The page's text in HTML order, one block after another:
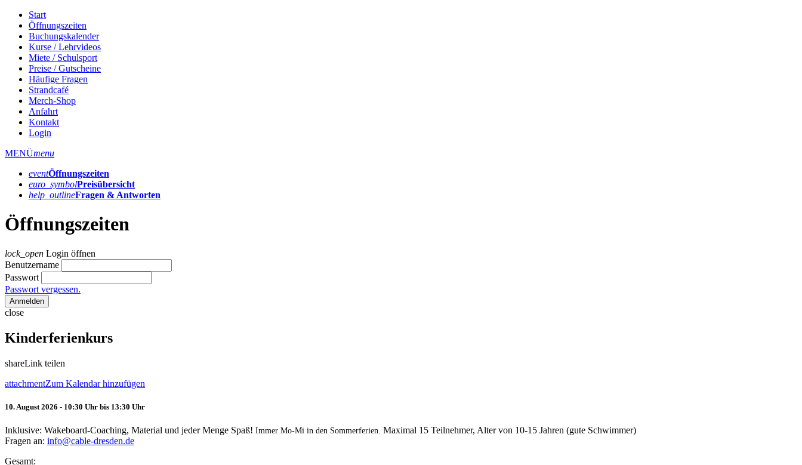
Start
Öffnungszeiten
Buchungskalender
Kurse / Lehrvideos
Miete / Schulsport
Preise / Gutscheine
Häufige Fragen
Strandcafé
Merch-Shop
Anfahrt
Kontakt
Login
MENÜmenu
eventÖffnungs­zeiten
euro_symbolPreis­übersicht
help_outlineFragen & Antworten
Öffnungszeiten
lock_open Login öffnen
Benutzername
Passwort
Passwort vergessen.
Anmelden
close
Kinderferienkurs
shareLink teilen
attachmentZum Kalendar hinzufügen
10. August 2026 - 10:30 Uhr bis 13:30 Uhr
Inklusive: Wakeboard-Coaching, Material und jeder Menge Spaß! Immer Mo-Mi in den Sommerferien. Maximal 15 Teilnehmer, Alter von 10-15 Jahren (gute Schwimmer)
Fragen an: info@cable-dresden.de
Gesamt: